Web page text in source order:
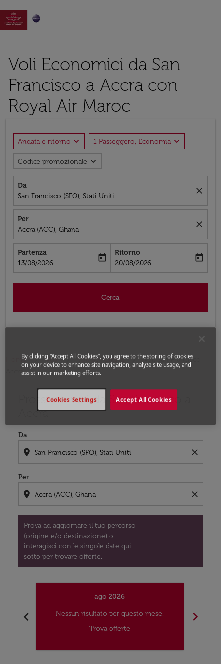

Voli Economici da San
Francisco a Accra con
Royal Air Maroc
Andata e ritorno expand_more 1 Passeggero, Economia expand_more
Codice promozionale expand_more
Da
San Francisco (SFO), Stati Uniti
close
Per
Accra (ACC), Ghana
close
Partenza
fc-booking-departure-date-aria-label
13/08/2026
today
Ritorno
fc-booking-return-date-aria-label
20/08/2026
today
Cerca
Home Voli Voli per Ghana
Voli San Francisco -
Accra
Prossimo voli da San Francisco a
Accra
Da
location_on close
Per
location_on close
Prova ad aggiornare il tuo percorso
(origine e/o destinazione) o
interagisci con le singole date qui
sotto per trovare offerte.
Prova ad aggiornare il tuo percorso (origine e/o
chevron_left
ago 2026
Nessun risultato per questo mese.
Trova offerte
chevron_right
By clicking “Accept All Cookies”, you agree to the storing of cookies
on your device to enhance site navigation, analyze site usage, and
assist in our marketing efforts.
Accept All Cookies
Cookies Settings